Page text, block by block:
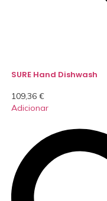
SURE Hand Dishwash
109,36 €
Adicionar